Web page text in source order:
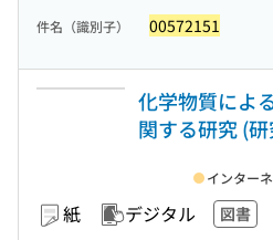
件名（識別子） 00572151
化学物質によ
関する研究 (
紙 デジタル 図書
インター